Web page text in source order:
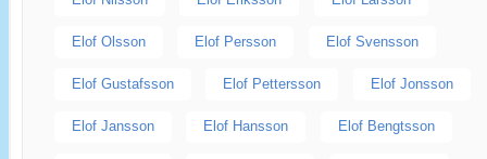
Elof Olsson Elof Persson Elof Svensson
Elof Gustafsson Elof Pettersson Elof Jonsson
Elof Jansson Elof Hansson Elof Bengtsson